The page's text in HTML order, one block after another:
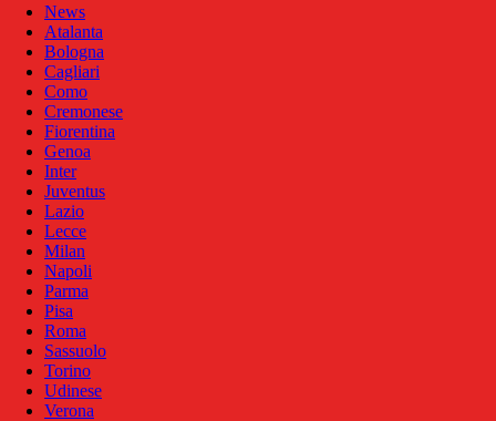
News
Atalanta
Bologna
Cagliari
Como
Cremonese
Fiorentina
Genoa
Inter
Juventus
Lazio
Lecce
Milan
Napoli
Parma
Pisa
Roma
Sassuolo
Torino
Udinese
Verona